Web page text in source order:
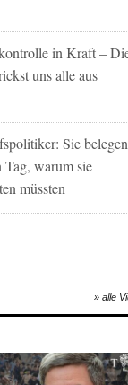
in Kraft –
uns alle aus
Sie belegen
Tag, warum sie
müssten
» alle